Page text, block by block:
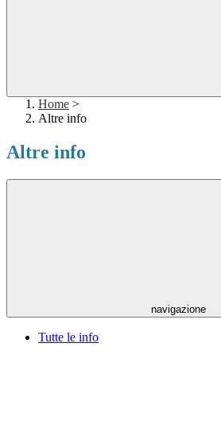
Home >
Altre info
Altre info
navigazione
Tutte le info